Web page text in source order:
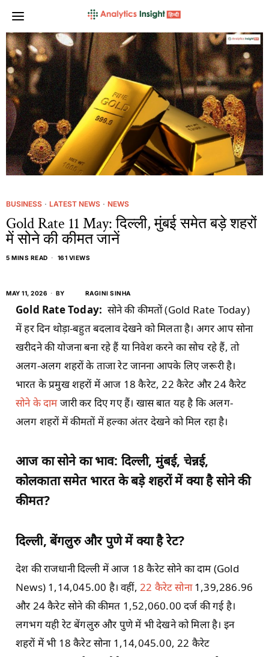
BUSINESS · LATEST NEWS · NEWS
Gold Rate 11 May: दिल्ली, मुंबई समेत बड़े शहरों
में सोने की कीमत जानें
5 MINS READ 161 VIEWS
MAY 11, 2026 BY RAGINI SINHA
Gold Rate Today: सोने की कीमतों (Gold Rate Today)
में हर दिन थोड़ा-बहुत बदलाव देखने को मिलता है। अगर आप सोना
खरीदने की योजना बना रहे हैं या निवेश करने का सोच रहे हैं, तो
अलग-अलग शहरों के ताजा रेट जानना आपके लिए जरूरी है।
भारत के प्रमुख शहरों में आज 18 कैरेट, 22 कैरेट और 24 कैरेट
सोने के दामजारी कर दिए गए हैं। खास बात यह है कि अलग-
अलग शहरों में कीमतों में हल्का अंतर देखने को मिल रहा है।
आज का सोने का भाव: दिल्ली, मुंबई, चेन्नई,
कोलकाता समेत भारत के बड़े शहरों में क्या है सोने की
कीमत?
दिल्ली, बेंगलुरु और पुणे में क्या है रेट?
देश की राजधानी दिल्ली में आज 18 कैरेट सोने का दाम (Gold
News) 1,14,045.00 है। वहीं, 22 कैरेट सोना1,39,286.96
और 24 कैरेट सोने की कीमत 1,52,060.00 दर्ज की गई है।
लगभग यही रेट बेंगलुरु और पुणे में भी देखने को मिला है। इन
शहरों में भी 18 कैरेट सोना 1,14,045.00, 22 कैरेट